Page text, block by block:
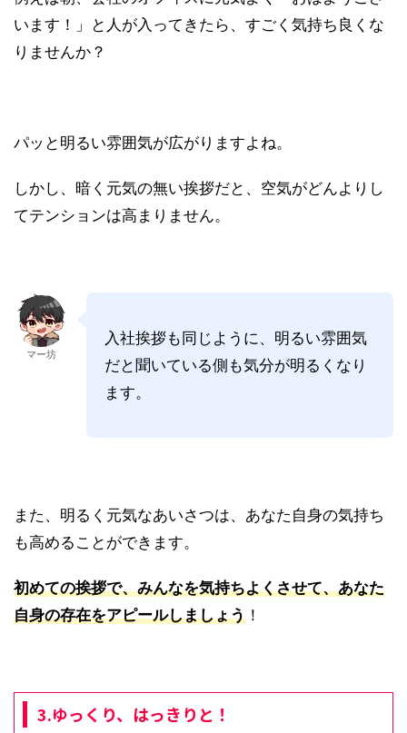
います！」と人が入ってきたら、すごく気持ち良くな
りませんか？
パッと明るい雰囲気が広がりますよね。
しかし、暗く元気の無い挨拶だと、空気がどんよりし
てテンションは高まりません。
マー坊
入社挨拶も同じように、明るい雰囲気
だと聞いている側も気分が明るくなり
ます。
また、明るく元気なあいさつは、あなた自身の気持ち
も高めることができます。
初めての挨拶で、みんなを気持ちよくさせて、あなた
自身の存在をアピールしましょう ！
3.ゆっくり、はっきりと！